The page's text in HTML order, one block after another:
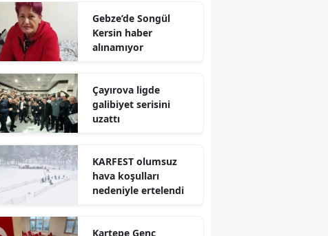
Kilis
Osmaniye
Gebze’de Songül
Kersin haber
alınamıyor
Çayırova ligde
galibiyet serisini
uzattı
KARFEST olumsuz
hava koşulları
nedeniyle ertelendi
Kartepe Genç